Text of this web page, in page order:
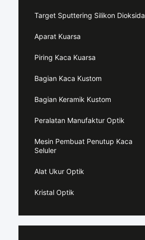
Target Sputtering Silikon Dioksida
Aparat Kuarsa
Piring Kaca Kuarsa
Bagian Kaca Kustom
Bagian Keramik Kustom
Peralatan Manufaktur Optik
Mesin Pembuat Penutup Kaca
Seluler
Alat Ukur Optik
Kristal Optik